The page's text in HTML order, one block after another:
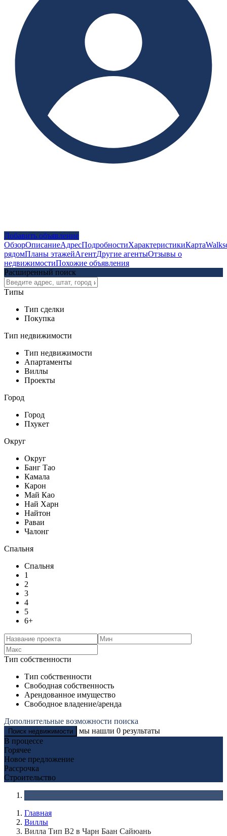
Добавить объявление
ОбзорОписаниеАдресПодробностиХарактеристикиКарта
рядомПланы этажейАгентДругие агентыОтзывы о
недвижимостиПохожие объявления
Расширенный поиск
Типы
Тип сделки
Покупка
Тип недвижимости
Тип недвижимости
Апартаменты
Виллы
Проекты
Город
Город
Пхукет
Округ
Округ
Банг Тао
Камала
Карон
Май Као
Най Харн
Найтон
Раваи
Чалонг
Спальня
Спальня
1
2
3
4
5
6+
Тип собственности
Тип собственности
Свободная собственность
Арендованное имущество
Свободное владение/аренда
Дополнительные возможности поиска
Поиск недвижимости мы нашли 0 результаты
В процессе
Горячее
Новое предложение
Рассрочка
Строительство
Главная
Виллы
Вилла Тип B2 в Чарн Баан Сайюань